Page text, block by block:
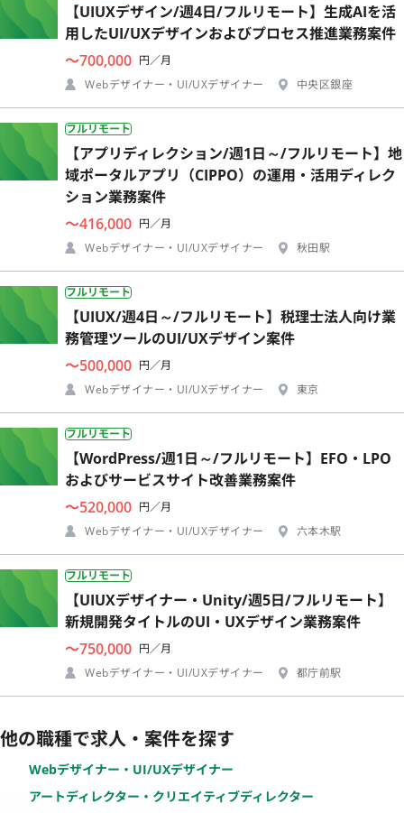
【UIUXデザイン/週4日/フルリモート】生成AIを活
用したUI/UXデザインおよびプロセス推進業務案件
〜700,000 円／月
Webデザイナー・UI/UXデザイナー
中央区銀座
フルリモート
【アプリディレクション/週1日～/フルリモート】地
域ポータルアプリ（CIPPO）の運用・活用ディレク
ション業務案件
〜416,000 円／月
Webデザイナー・UI/UXデザイナー
秋田駅
フルリモート
【UIUX/週4日～/フルリモート】税理士法人向け業
務管理ツールのUI/UXデザイン案件
〜500,000 円／月
Webデザイナー・UI/UXデザイナー
東京
フルリモート
【WordPress/週1日～/フルリモート】EFO・LPO
およびサービスサイト改善業務案件
〜520,000 円／月
Webデザイナー・UI/UXデザイナー
六本木駅
フルリモート
【UIUXデザイナー・Unity/週5日/フルリモート】
新規開発タイトルのUI・UXデザイン業務案件
〜750,000 円／月
Webデザイナー・UI/UXデザイナー
都庁前駅
他の職種で求人・案件を探す
Webデザイナー・UI/UXデザイナー
アートディレクター・クリエイティブディレクター